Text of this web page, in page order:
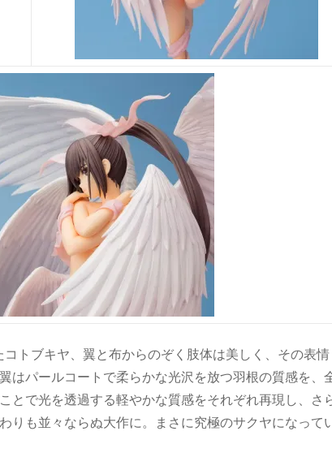
トブキヤ、翼と布からのぞく肢体は美しく、その表
はパールコートで柔らかな光沢を放つ羽根の質感を、
とで光を透過する軽やかな質感をそれぞれ再現し、さ
りも並々ならぬ大作に。まさに究極のサクヤになって